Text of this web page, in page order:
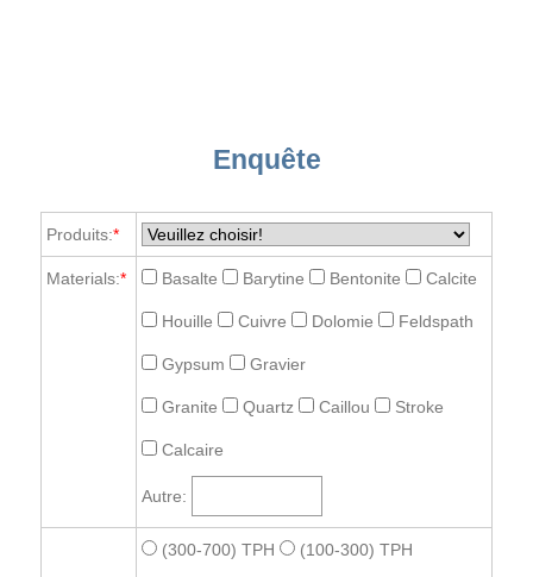
Enquête
Produits:*
Materials:* Basalte Barytine Bentonite Calcite
Houille Cuivre Dolomie Feldspath
Gypsum Gravier
Granite Quartz Caillou Stroke
Calcaire
Autre:
(300-700) TPH (100-300) TPH